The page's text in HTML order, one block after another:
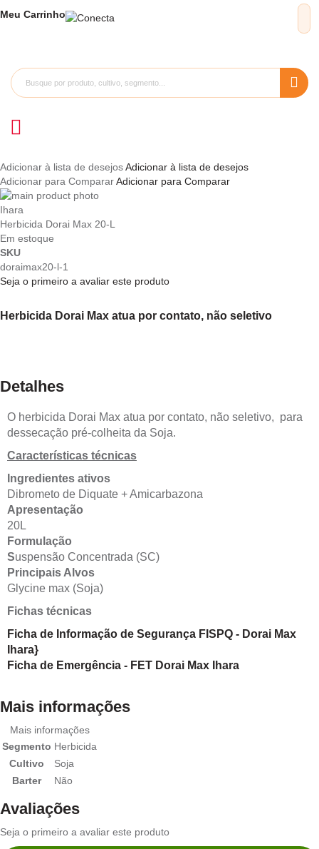
Meu Carrinho
Adicionar à lista de desejosAdicionar à lista de desejos
Adicionar para CompararAdicionar para Comparar
Pular
para
o
final
da
Galeria
de
Saltar
para
o
início
da
Galeria
imagens
Ihara
Herbicida Dorai Max 20-L
Em estoque
SKU
doraimax20-l-1
Seja o primeiro a avaliar este produto
Herbicida Dorai Max atua por contato, não seletivo
Detalhes
O herbicida Dorai Max atua por contato, não seletivo, para
dessecação pré-colheita da Soja.
Características técnicas
Ingredientes ativos
Dibrometo de Diquate + Amicarbazona
Apresentação
20L
Formulação
Suspensão Concentrada (SC)
Principais Alvos
Glycine max (Soja)
Fichas técnicas
Ficha de Informação de Segurança FISPQ - Dorai Max
Ihara}
Ficha de Emergência - FET Dorai Max Ihara
Mais informações
Mais informações
Segmento Herbicida
Cultivo
Soja
Barter
Não
Avaliações
Seja o primeiro a avaliar este produto